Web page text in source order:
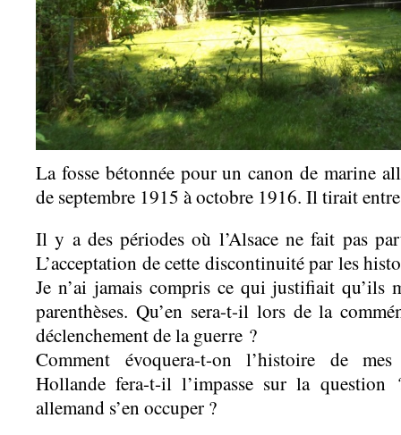
La fosse bétonnée pour un canon de marine
de septembre 1915 à octobre 1916. Il tirait
Il y a des périodes où l’Alsace ne fait pas
L’acceptation de cette discontinuité par les
Je n’ai jamais compris ce qui justifiait qu’ils
parenthèses. Qu’en sera-t-il lors de la
déclenchement de la guerre ?
Comment évoquera-t-on l’histoire de
Hollande fera-t-il l’impasse sur la question
allemand s’en occuper ?